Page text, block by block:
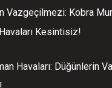
Vazgeçilmezi: Kobra
Kesintisiz!
Havaları: Düğünlerin